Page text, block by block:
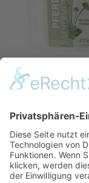
Relax
Natürlicher Schutz
Bakterienbefall
33,90 €